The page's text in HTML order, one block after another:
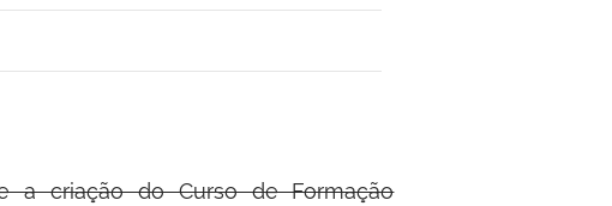
a criação do Curso de Formação